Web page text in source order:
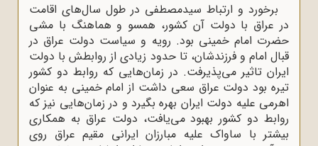
برخورد و ارتباط سیدمصطفی در طول سال‌های اقامت
در عراق با دولت آن کشور، همسو و هماهنگ با مشی
حضرت امام خمینی بود. رویه و سیاست دولت عراق در
قبال امام و فرزندشان، تا حدود زیادی از روابطش با دولت
ایران تاثیر می‌پذیرفت. در زمان‌هایی که روابط دو کشور
تیره بود دولت عراق سعی داشت از امام خمینی به عنوان
اهرمی علیه دولت ایران بهره بگیرد و در زمان‌هایی نیز که
روابط دو کشور بهبود می‌یافت، دولت عراق به همکاری
بیشتر با ساواک علیه مبارزان ایرانی مقیم عراق روی